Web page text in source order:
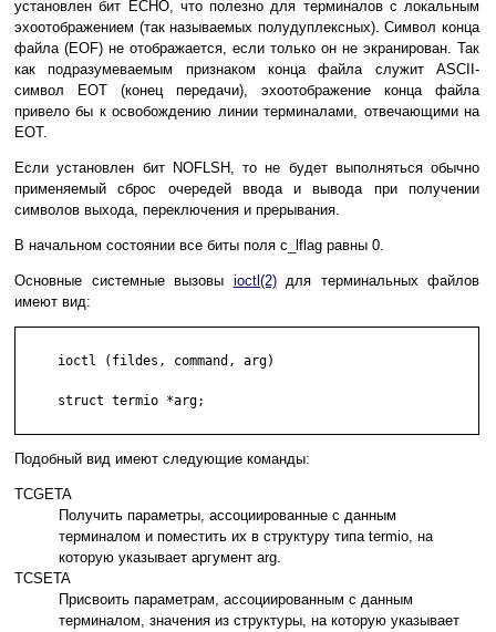
установлен бит ECHO, что полезно для терминалов с локальным
эхоотображением (так называемых полудуплексных). Символ конца
файла (EOF) не отображается, если только он не экранирован. Так
как подразумеваемым признаком конца файла служит ASCII-
символ EOT (конец передачи), эхоотображение конца файла
привело бы к освобождению линии терминалами, отвечающими на
EOT.
Если установлен бит NOFLSH, то не будет выполняться обычно
применяемый сброс очередей ввода и вывода при получении
символов выхода, переключения и прерывания.
В начальном состоянии все биты поля c_lflag равны 0.
Основные системные вызовы ioctl(2)для терминальных файлов
имеют вид:
     ioctl (fildes, command, arg)
     struct termio *arg;
Подобный вид имеют следующие команды:
TCGETA
Получить параметры, ассоциированные с данным
терминалом и поместить их в структуру типа termio, на
которую указывает аргумент arg.
TCSETA
Присвоить параметрам, ассоциированным с данным
терминалом, значения из структуры, на которую указывает